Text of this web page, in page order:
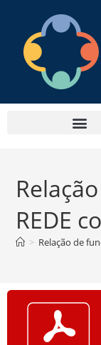
REDE
> Relação de